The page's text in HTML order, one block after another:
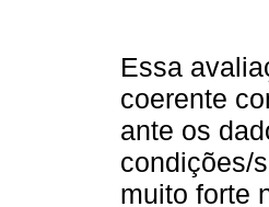
Essa
coerente
ante os
condições/
muito forte